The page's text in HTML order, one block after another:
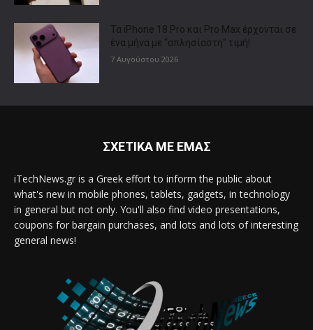
Τα iPhone 18 Pro και Pro Max έρχονται σε
ένα μήνα με “απλησίαστη” τιμή!
7 Αυγούστου 2026
ΣΧΕΤΙΚΑ ΜΕ ΕΜΑΣ
iTechNews.gr is a Greek effort to inform the public about
what's new in mobile phones, tablets, gadgets, in technology
in general but not only. You'll also find video presentations,
coupons for bargain purchases, and lots and lots of interesting
general news!